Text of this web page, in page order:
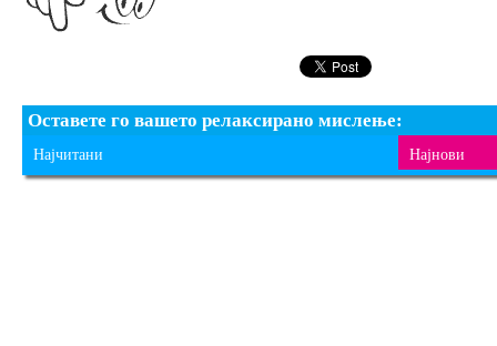
Оставете го вашето релаксирано мислење:
Најчитани Најнови